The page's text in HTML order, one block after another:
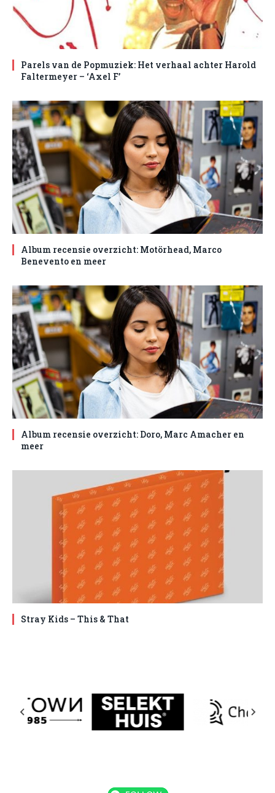
Parels van de Popmuziek: Het verhaal achter Harold
Faltermeyer – ‘Axel F’
Album recensie overzicht: Motörhead, Marco
Benevento en meer
Album recensie overzicht: Doro, Marc Amacher en
meer
Stray Kids – This & That